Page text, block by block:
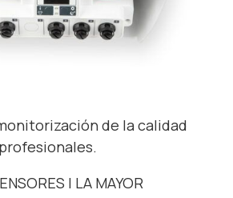
de la calidad
| LA MAYOR